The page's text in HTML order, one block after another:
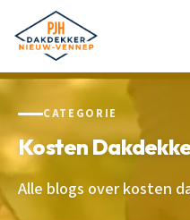
CATEGORIE
Kosten
Alle blogs over kosten